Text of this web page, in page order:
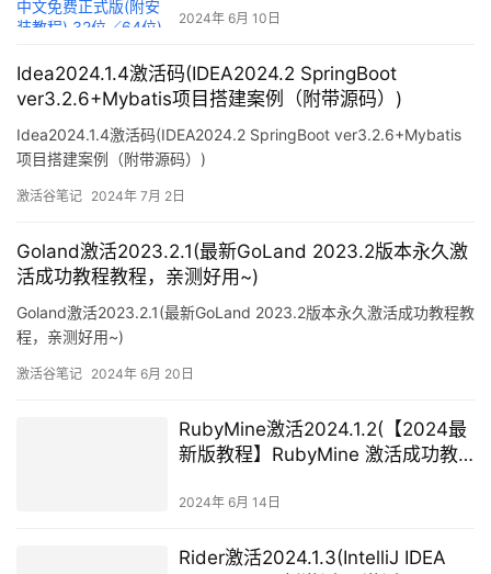
位)
2024年 6月 10日
Idea2024.1.4激活码(IDEA2024.2 SpringBoot
ver3.2.6+Mybatis项目搭建案例（附带源码）)
Idea2024.1.4激活码(IDEA2024.2 SpringBoot ver3.2.6+Mybatis
项目搭建案例（附带源码）)
激活谷笔记 2024年 7月 2日
Goland激活2023.2.1(最新GoLand 2023.2版本永久激
活成功教程教程，亲测好用~)
Goland激活2023.2.1(最新GoLand 2023.2版本永久激活成功教程教
程，亲测好用~)
激活谷笔记 2024年 6月 20日
RubyMine激活2024.1.2(【2024最
新版教程】RubyMine 激活成功教
2024年 6月 14日
Rider激活2024.1.3(IntelliJ IDEA